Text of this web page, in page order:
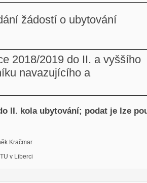
žádostí o ubytování
2018/2019 do II. a vyššího
navazujícího a
II. kola ubytování; podat je lze